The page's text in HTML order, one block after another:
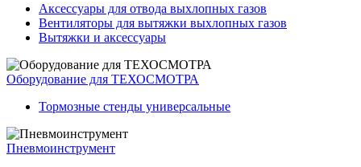
Аксессуары для отвода выхлопных газов
Вентиляторы для вытяжки выхлопных газов
Вытяжки и аксессуары
Оборудование для ТЕХОСМОТРА
Тормозные стенды универсальные
Пневмоинструмент